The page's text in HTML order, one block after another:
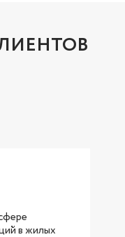
в жилых